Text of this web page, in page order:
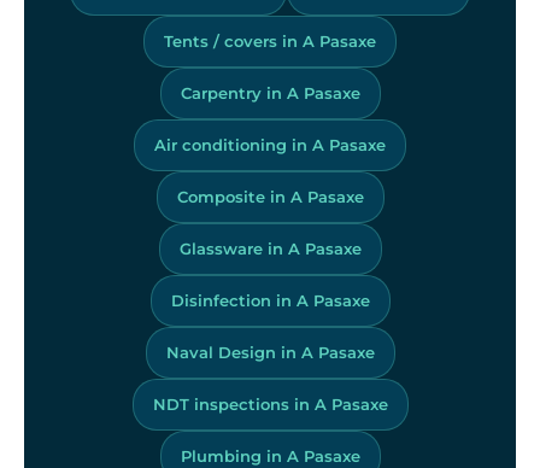
Tents / covers in A Pasaxe
Carpentry in A Pasaxe
Air conditioning in A Pasaxe
Composite in A Pasaxe
Glassware in A Pasaxe
Disinfection in A Pasaxe
Naval Design in A Pasaxe
NDT inspections in A Pasaxe
Plumbing in A Pasaxe